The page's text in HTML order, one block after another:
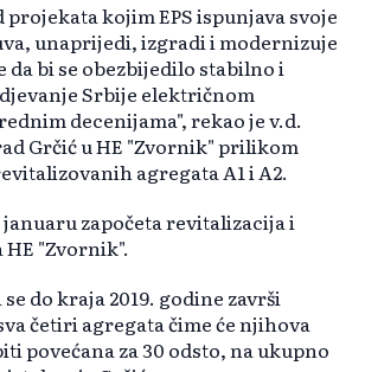
projekata kojim EPS ispunjava svoje
unaprijedi, izgradi i modernizuje
da bi se obezbijedilo stabilno i
Srbije električnom
decenijama", rekao je v.d.
Grčić u HE "Zvornik" prilikom
agregata A1 i A2.
januaru započeta revitalizacija i
"Zvornik".
do kraja 2019. godine završi
četiri agregata čime će njihova
povećana za 30 odsto, na ukupno